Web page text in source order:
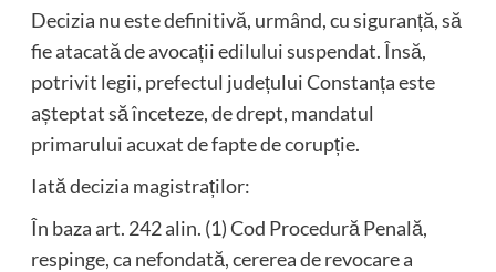
Decizia nu este definitivă, urmând, cu siguranță, să
fie atacată de avocații edilului suspendat. Însă,
potrivit legii, prefectul județului Constanța este
așteptat să înceteze, de drept, mandatul
primarului acuxat de fapte de corupție.
Iată decizia magistraților:
În baza art. 242 alin. (1) Cod Procedură Penală,
respinge, ca nefondată, cererea de revocare a